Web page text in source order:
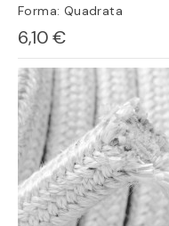
Forma: Quadrata
6,10 €